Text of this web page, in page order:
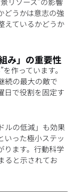
どうかは意志の強
えているかどうか
み」の重要性
作っています。
続の最大の敵で
日で役割を固定す
ルの低減」も効果
いった極小ステッ
ります。行動科学
ると示されてお